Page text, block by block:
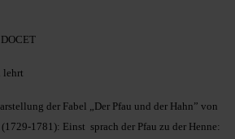
der Fabel „Der Pfau und der Hahn” von
1781): Einst sprach der Pfau zu der Henne: